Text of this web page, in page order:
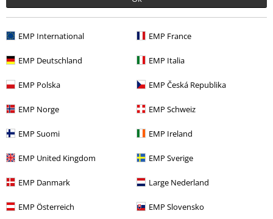
EMP International EMP France
EMP Deutschland EMP Italia
EMP Polska EMP Česká Republika
EMP Norge EMP Schweiz
EMP Suomi EMP Ireland
EMP United Kingdom EMP Sverige
EMP Danmark Large Nederland
EMP Österreich EMP Slovensko
Merch kapiel Média
Merch kapiel Top Bands KrawallBrüder
Merch kapiel
E-Mail Newsletter
Získajte 15% zľavový poukaz, keď sa prihlásite
teraz! Viac